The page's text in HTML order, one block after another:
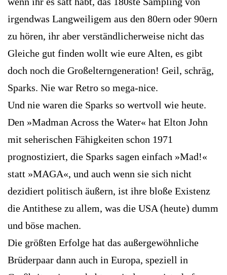
irgendwas Langweiligem aus den 80ern oder 90ern
zu hören, ihr aber verständlicherweise nicht das
Gleiche gut finden wollt wie eure Alten, es gibt
doch noch die Großelterngeneration! Geil, schräg,
Sparks. Nie war Retro so mega-nice.
Und nie waren die Sparks so wertvoll wie heute.
Den »Madman Across the Water« hat Elton John
mit seherischen Fähigkeiten schon 1971
prognostiziert, die Sparks sagen einfach »Mad!«
statt »MAGA«, und auch wenn sie sich nicht
dezidiert politisch äußern, ist ihre bloße Existenz
die Antithese zu allem, was die USA (heute) dumm
und böse machen.
Die größten Erfolge hat das außergewöhnliche
Brüderpaar dann auch in Europa, speziell in